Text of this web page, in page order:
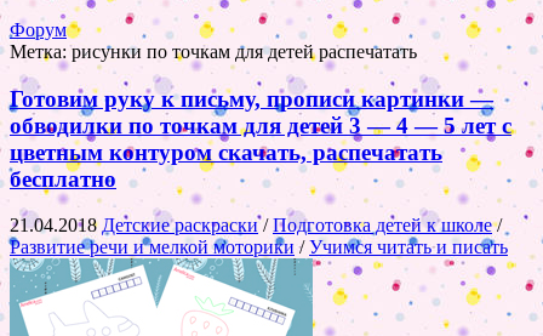
Форум
Метка:рисунки по точкам для детей распечатать
Готовим руку к письму, прописи картинки —
обводилки по точкам для детей 3 — 4 — 5 лет с
цветным контуром скачать, распечатать
бесплатно
21.04.2018Детские раскраски/Подготовка детей к школе/
Развитие речи и мелкой моторики /Учимся читать и писать